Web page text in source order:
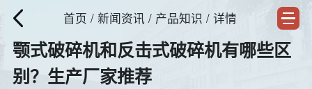
首页 / 新闻资讯 / 产品知识 / 详情
颚式破碎机和反击式破碎机有哪些区
别？生产厂家推荐